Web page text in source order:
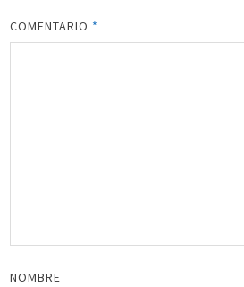
COMENTARIO *
NOMBRE